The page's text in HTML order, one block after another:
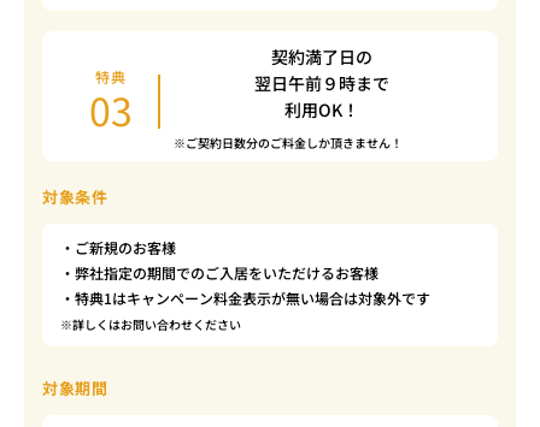
特典
03
契約満了日の
翌日午前９時まで
利用OK！
※ご契約日数分のご料金しか頂きません！
対象条件
・ご新規のお客様
・弊社指定の期間でのご入居をいただけるお客様
・特典1はキャンペーン料金表示が無い場合は対象外です
※詳しくはお問い合わせください
対象期間